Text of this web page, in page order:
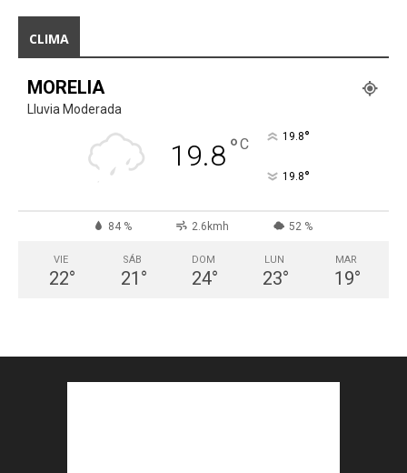
CLIMA
MORELIA
Lluvia Moderada
19.8°C 19.8°
19.8°
84 % 2.6kmh 52 %
VIE
22°
SÁB
21 °
DOM
24°
LUN
23°
MAR
19°